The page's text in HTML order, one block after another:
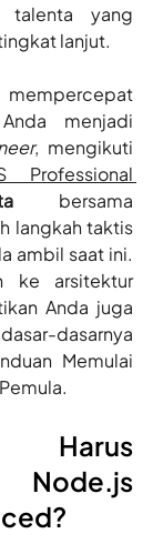
talenta yang
lanjut.
menjadi
Professional
bersama
langkah taktis
ambil saat ini.
ke arsitektur
Anda juga
dasarnya
Memulai
Harus
Node.js